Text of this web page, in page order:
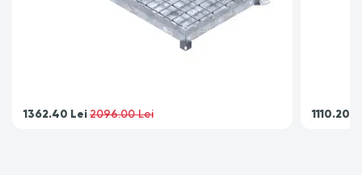
1362.40 Lei2096.00 Lei 1110.20